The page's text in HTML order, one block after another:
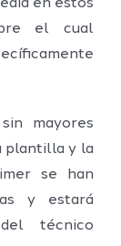
en estos
el cual
mayores
plantilla y la
se han
y estará
técnico